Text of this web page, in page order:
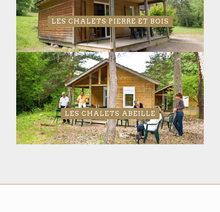
LES CHALETS PIERRE ET BOIS
LES CHALETS ABEILLE